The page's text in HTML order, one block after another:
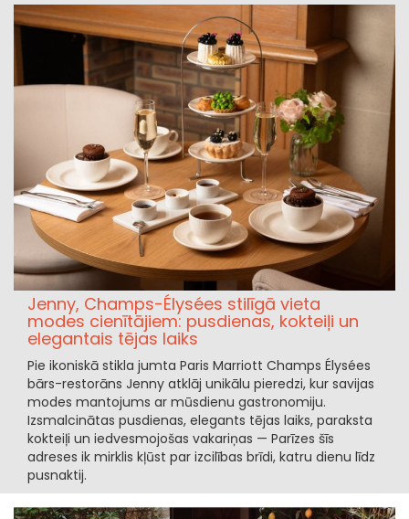
Jenny, Champs-Élysées stilīgā vieta
modes cienītājiem: pusdienas, kokteiļi un
elegantais tējas laiks
Pie ikoniskā stikla jumta Paris Marriott Champs Élysées
bārs-restorāns Jenny atklāj unikālu pieredzi, kur savijas
modes mantojums ar mūsdienu gastronomiju.
Izsmalcinātas pusdienas, elegants tējas laiks, paraksta
kokteiļi un iedvesmojošas vakariņas — Parīzes šīs
adreses ik mirklis kļūst par izcilības brīdi, katru dienu līdz
pusnaktij.